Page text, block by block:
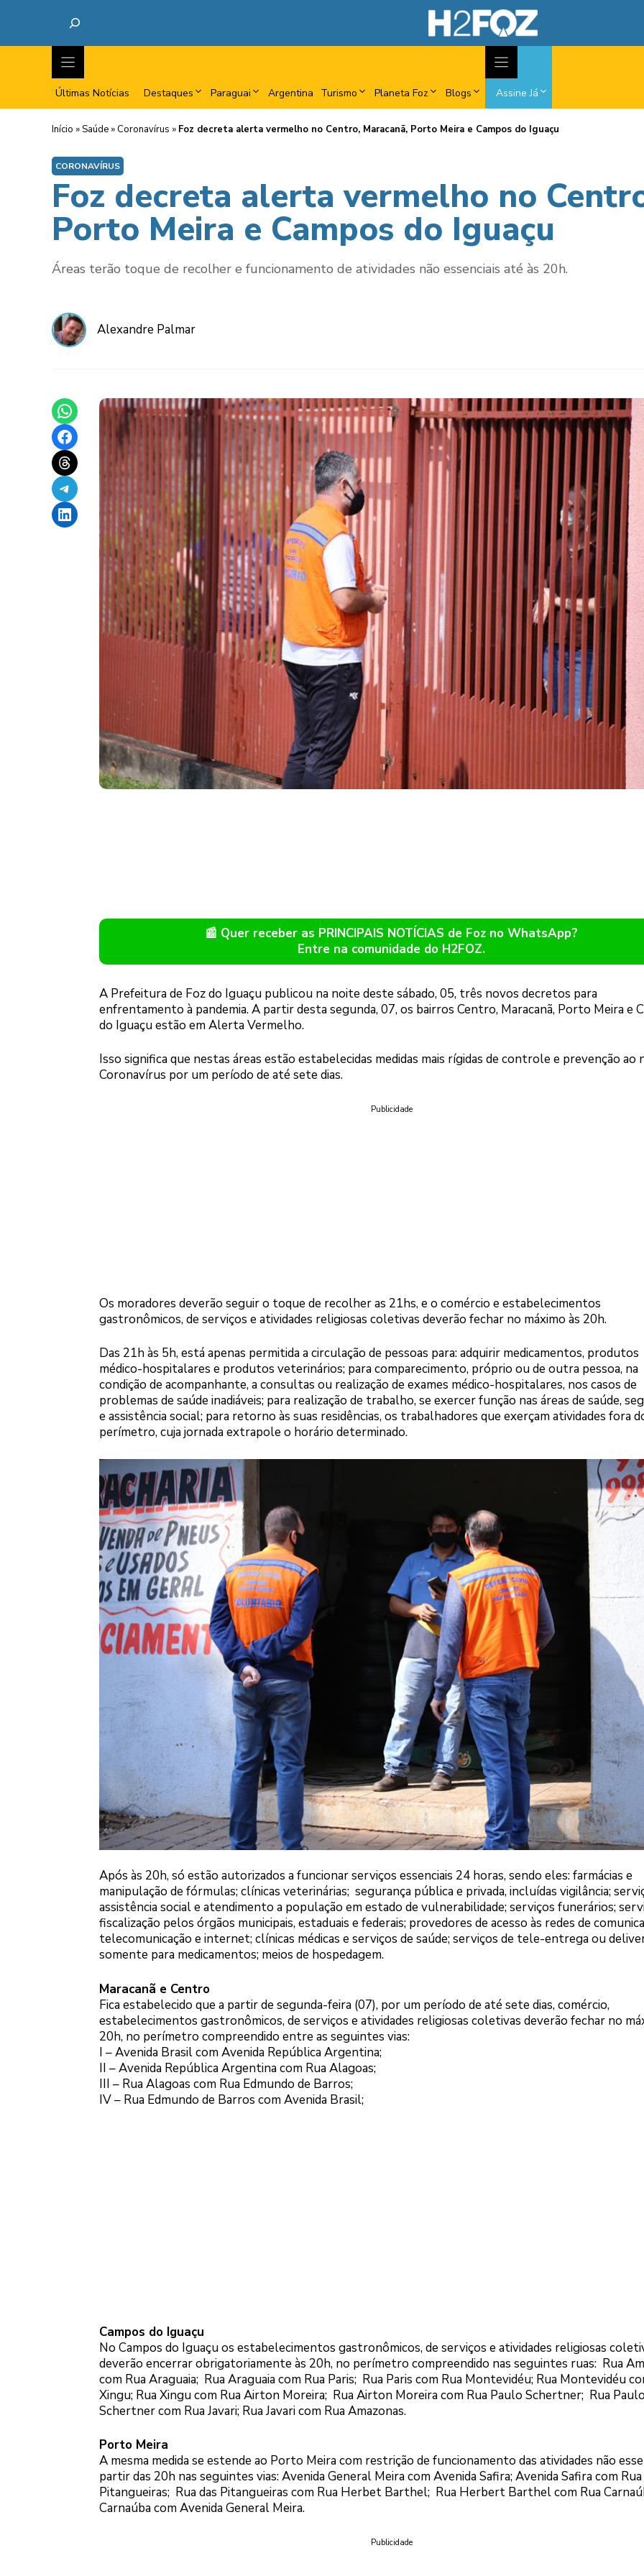
Últimas Notícias Destaques Paraguai Argentina Turismo Planeta Foz Blogs Assine Já
Início »Saúde » Coronavírus » Foz decreta alerta vermelho no Centro, Maracanã, Porto Meira e Campos do Iguaçu
CORONAVÍRUS
Foz decreta alerta vermelho no
Porto Meira e Campos do Iguaçu
Áreas terão toque de recolher e funcionamento de atividades não essenciais até às 20h.
Alexandre Palmar
Share on WhatsApp
Share on Facebook
Share on Threads
Share on Telegram
Share on LinkedIn
📰 Quer receber as PRINCIPAIS NOTÍCIAS de Foz no WhatsApp?
Entre na comunidade do H2FOZ.
A Prefeitura de Foz do Iguaçu publicou na noite deste sábado, 05, três novos decretos para
enfrentamento à pandemia. A partir desta segunda, 07, os bairros Centro, Maracanã, Porto Meira e
do Iguaçu estão em Alerta Vermelho.
Isso significa que nestas áreas estão estabelecidas medidas mais rígidas de controle e prevenção ao
Coronavírus por um período de até sete dias.
Publicidade
Os moradores deverão seguir o toque de recolher as 21hs, e o comércio e estabelecimentos
gastronômicos, de serviços e atividades religiosas coletivas deverão fechar no máximo às 20h.
Das 21h às 5h, está apenas permitida a circulação de pessoas para: adquirir medicamentos, produtos
médico-hospitalares e produtos veterinários; para comparecimento, próprio ou de outra pessoa, na
condição de acompanhante, a consultas ou realização de exames médico-hospitalares, nos casos de
problemas de saúde inadiáveis; para realização de trabalho, se exercer função nas áreas de saúde,
e assistência social; para retorno às suas residências, os trabalhadores que exerçam atividades fora
perímetro, cuja jornada extrapole o horário determinado.
Após às 20h, só estão autorizados a funcionar serviços essenciais 24 horas, sendo eles: farmácias e
manipulação de fórmulas; clínicas veterinárias; segurança pública e privada, incluídas vigilância;
assistência social e atendimento a população em estado de vulnerabilidade; serviços funerários;
fiscalização pelos órgãos municipais, estaduais e federais; provedores de acesso às redes de
telecomunicação e internet; clínicas médicas e serviços de saúde; serviços de tele-entrega ou
somente para medicamentos; meios de hospedagem.
Maracanã e Centro
Fica estabelecido que a partir de segunda-feira (07), por um período de até sete dias, comércio,
estabelecimentos gastronômicos, de serviços e atividades religiosas coletivas deverão fechar no
20h, no perímetro compreendido entre as seguintes vias:
I – Avenida Brasil com Avenida República Argentina;
II – Avenida República Argentina com Rua Alagoas;
III – Rua Alagoas com Rua Edmundo de Barros;
IV – Rua Edmundo de Barros com Avenida Brasil;
Campos do Iguaçu
No Campos do Iguaçu os estabelecimentos gastronômicos, de serviços e atividades religiosas
deverão encerrar obrigatoriamente às 20h, no perímetro compreendido nas seguintes ruas: Rua
com Rua Araguaia; Rua Araguaia com Rua Paris; Rua Paris com Rua Montevidéu; Rua Montevidéu
Xingu; Rua Xingu com Rua Airton Moreira; Rua Airton Moreira com Rua Paulo Schertner; Rua Paulo
Schertner com Rua Javari; Rua Javari com Rua Amazonas.
Porto Meira
A mesma medida se estende ao Porto Meira com restrição de funcionamento das atividades não
partir das 20h nas seguintes vias: Avenida General Meira com Avenida Safira; Avenida Safira com Rua
Pitangueiras; Rua das Pitangueiras com Rua Herbet Barthel; Rua Herbert Barthel com Rua
Carnaúba com Avenida General Meira.
Publicidade